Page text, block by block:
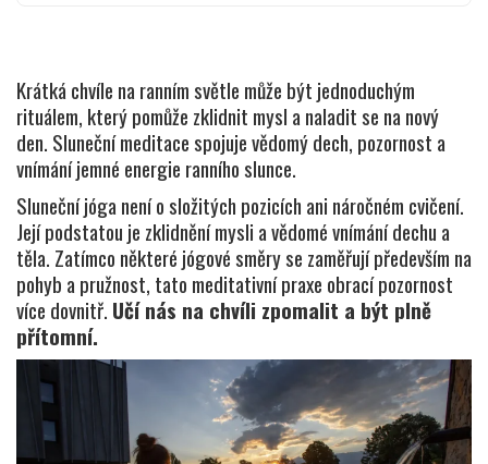
Krátká chvíle na ranním světle může být jednoduchým
rituálem, který pomůže zklidnit mysl a naladit se na nový
den. Sluneční meditace spojuje vědomý dech, pozornost a
vnímání jemné energie ranního slunce.
Sluneční jóga není o složitých pozicích ani náročném cvičení.
Její podstatou je zklidnění mysli a vědomé vnímání dechu a
těla. Zatímco některé jógové směry se zaměřují především na
pohyb a pružnost, tato meditativní praxe obrací pozornost
více dovnitř. Učí nás na chvíli zpomalit a být plně
přítomní.